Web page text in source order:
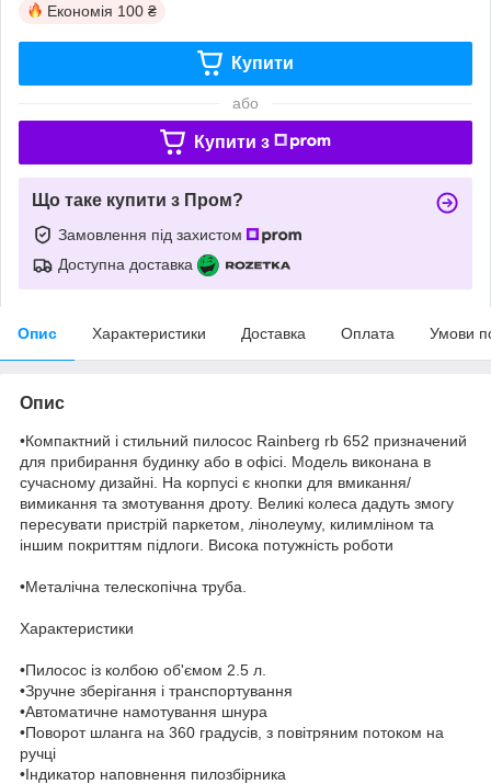
Економія 100 ₴
Купити
або
Купити з
Що таке купити з Пром?
Замовлення під захистом
Доступна доставка
Опис Характеристики Доставка Оплата Умови
Опис
•Компактний і стильний пилосос Rainberg rb 652 призначений
для прибирання будинку або в офісі. Модель виконана в
сучасному дизайні. На корпусі є кнопки для вмикання/
вимикання та змотування дроту. Великі колеса дадуть змогу
пересувати пристрій паркетом, лінолеуму, килимліном та
іншим покриттям підлоги. Висока потужність роботи
•Металічна телескопічна труба.
Характеристики
•Пилосос із колбою об'ємом 2.5 л.
•Зручне зберігання і транспортування
•Автоматичне намотування шнура
•Поворот шланга на 360 градусів, з повітряним потоком на
ручці
•Індикатор наповнення пилозбірника